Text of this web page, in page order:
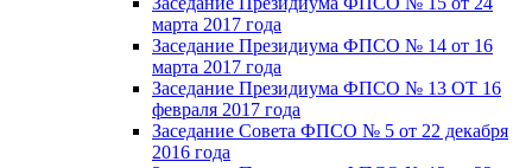
марта 2017 года
Заседание Президиума ФПСО № 14 от 16
марта 2017 года
Заседание Президиума ФПСО № 13 ОТ 16
февраля 2017 года
Заседание Совета ФПСО № 5 от 22 декабря
2016 года